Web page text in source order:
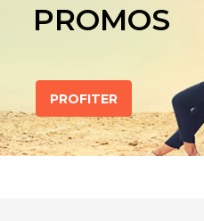
PROMOS
PROFITER